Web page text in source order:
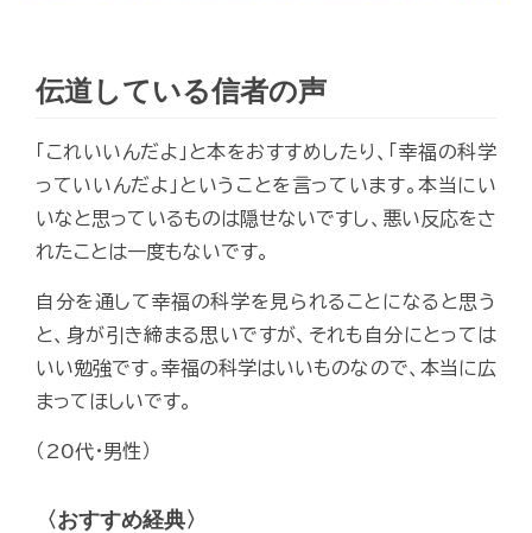
伝道している信者の声
「これいいんだよ」と本をおすすめしたり、「幸福の科学
っていいんだよ」ということを言っています。本当にい
いなと思っているものは隠せないですし、悪い反応をさ
れたことは一度もないです。
自分を通して幸福の科学を見られることになると思う
と、身が引き締まる思いですが、それも自分にとっては
いい勉強です。幸福の科学はいいものなので、本当に広
まってほしいです。
（20代・男性）
〈おすすめ経典〉